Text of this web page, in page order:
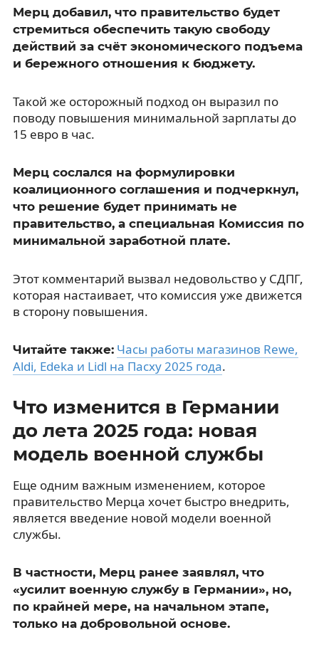
Мерц добавил, что правительство будет
стремиться обеспечить такую свободу
действий за счёт экономического подъема
и бережного отношения к бюджету.
Такой же осторожный подход он выразил по
поводу повышения минимальной зарплаты до
15 евро в час.
Мерц сослался на формулировки
коалиционного соглашения и подчеркнул,
что решение будет принимать не
правительство, а специальная Комиссия по
минимальной заработной плате.
Этот комментарий вызвал недовольство у СДПГ,
которая настаивает, что комиссия уже движется
в сторону повышения.
Читайте также: Часы работы магазинов Rewe,
Aldi, Edeka и Lidl на Пасху 2025 года.
Что изменится в Германии
до лета 2025 года: новая
модель военной службы
Еще одним важным изменением, которое
правительство Мерца хочет быстро внедрить,
является введение новой модели военной
службы.
В частности, Мерц ранее заявлял, что
«усилит военную службу в Германии», но,
по крайней мере, на начальном этапе,
только на добровольной основе.